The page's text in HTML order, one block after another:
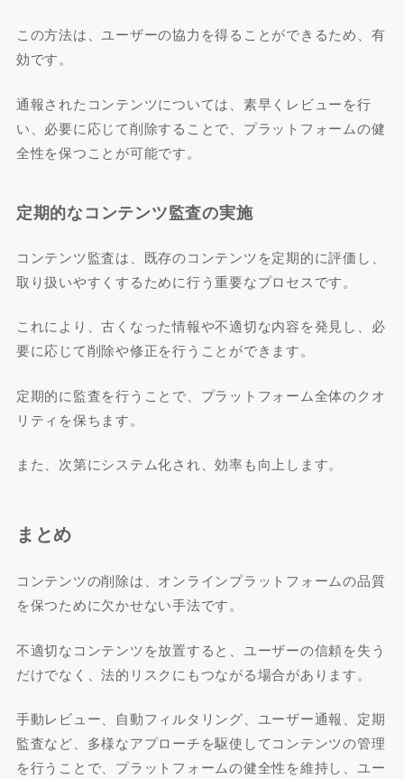
この方法は、ユーザーの協力を得ることができるため、有
効です。
通報されたコンテンツについては、素早くレビューを行
い、必要に応じて削除することで、プラットフォームの健
全性を保つことが可能です。
定期的なコンテンツ監査の実施
コンテンツ監査は、既存のコンテンツを定期的に評価し、
取り扱いやすくするために行う重要なプロセスです。
これにより、古くなった情報や不適切な内容を発見し、必
要に応じて削除や修正を行うことができます。
定期的に監査を行うことで、プラットフォーム全体のクオ
リティを保ちます。
また、次第にシステム化され、効率も向上します。
まとめ
コンテンツの削除は、オンラインプラットフォームの品質
を保つために欠かせない手法です。
不適切なコンテンツを放置すると、ユーザーの信頼を失う
だけでなく、法的リスクにもつながる場合があります。
手動レビュー、自動フィルタリング、ユーザー通報、定期
監査など、多様なアプローチを駆使してコンテンツの管理
を行うことで、プラットフォームの健全性を維持し、ユー